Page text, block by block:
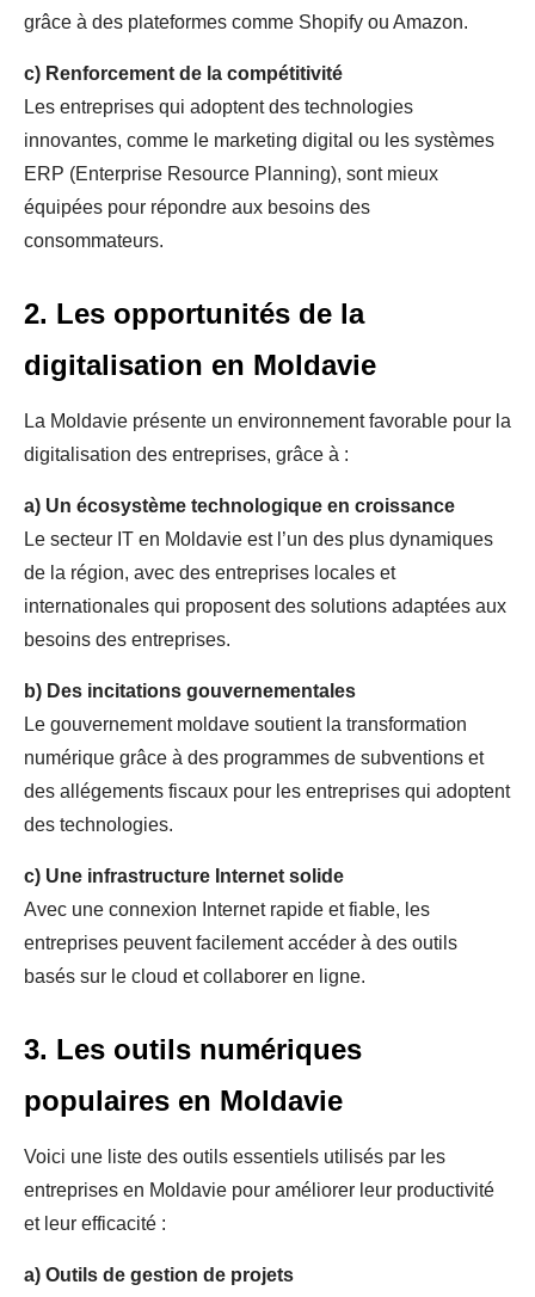
grâce à des plateformes comme Shopify ou Amazon.
c) Renforcement de la compétitivité
Les entreprises qui adoptent des technologies
innovantes, comme le marketing digital ou les systèmes
ERP (Enterprise Resource Planning), sont mieux
équipées pour répondre aux besoins des
consommateurs.
2. Les opportunités de la
digitalisation en Moldavie
La Moldavie présente un environnement favorable pour la
digitalisation des entreprises, grâce à :
a) Un écosystème technologique en croissance
Le secteur IT en Moldavie est l’un des plus dynamiques
de la région, avec des entreprises locales et
internationales qui proposent des solutions adaptées aux
besoins des entreprises.
b) Des incitations gouvernementales
Le gouvernement moldave soutient la transformation
numérique grâce à des programmes de subventions et
des allégements fiscaux pour les entreprises qui adoptent
des technologies.
c) Une infrastructure Internet solide
Avec une connexion Internet rapide et fiable, les
entreprises peuvent facilement accéder à des outils
basés sur le cloud et collaborer en ligne.
3. Les outils numériques
populaires en Moldavie
Voici une liste des outils essentiels utilisés par les
entreprises en Moldavie pour améliorer leur productivité
et leur efficacité :
a) Outils de gestion de projets